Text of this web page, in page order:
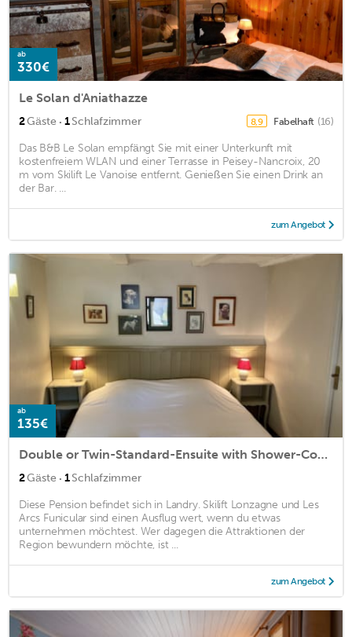
ab
330€
Le Solan d'Aniathazze
2Gäste · 1Schlafzimmer 8,9 Fabelhaft (16)
Das B&B Le Solan empfängt Sie mit einer Unterkunft mit
kostenfreiem WLAN und einer Terrasse in Peisey-Nancroix, 20
m vom Skilift Le Vanoise entfernt. Genießen Sie einen Drink an
der Bar. ...
zum Angebot
ab
135€
Double or Twin-Standard-Ensuite with Shower-Courtyard view-Myrtilles
2Gäste · 1Schlafzimmer
Diese Pension befindet sich in Landry. Skilift Lonzagne und Les
Arcs Funicular sind einen Ausflug wert, wenn du etwas
unternehmen möchtest. Wer dagegen die Attraktionen der
Region bewundern möchte, ist ...
zum Angebot